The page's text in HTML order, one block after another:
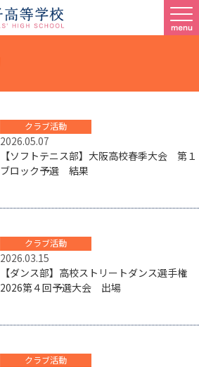
2026.05.07
クラブ活動
【ソフトテニス部】大阪高校春季大会 第１
ブロック予選 結果
2026.03.15
クラブ活動
【ダンス部】高校ストリートダンス選手権
2026第４回予選大会 出場
クラブ活動